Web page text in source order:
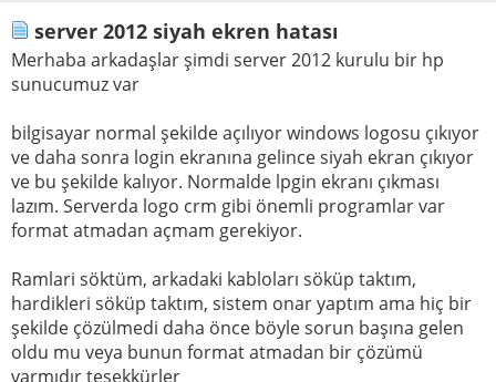
server 2012 siyah ekren hatası
Merhaba arkadaşlar şimdi server 2012 kurulu bir hp
sunucumuz var
bilgisayar normal şekilde açılıyor windows logosu çıkıyor
ve daha sonra login ekranına gelince siyah ekran çıkıyor
ve bu şekilde kalıyor. Normalde lpgin ekranı çıkması
lazım. Serverda logo crm gibi önemli programlar var
format atmadan açmam gerekiyor.
Ramlari söktüm, arkadaki kabloları söküp taktım,
hardikleri söküp taktım, sistem onar yaptım ama hiç bir
şekilde çözülmedi daha önce böyle sorun başına gelen
oldu mu veya bunun format atmadan bir çözümü
varmıdır teşekkürler